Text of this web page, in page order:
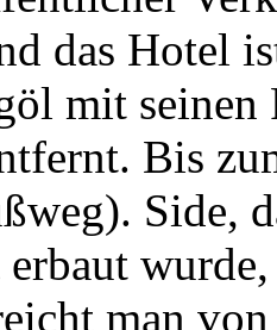
das Hotel
mit seinen
Bis
Side,
man